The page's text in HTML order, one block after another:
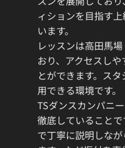
ィションを目指す
います。
レッスンは高田馬
おり、アクセスし
とができます。ス
用できる環境です。
TSダンスカンパニ
徹底していること
で丁寧に説明しな